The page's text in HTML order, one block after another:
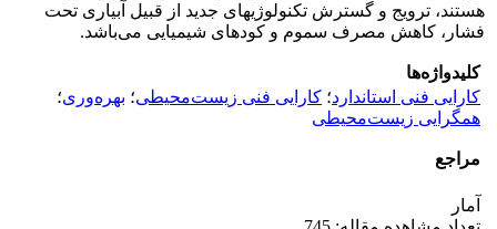
هستند، ترویج و گسترش تکنولوژی‎های جدید از قبیل آبیاری تحت‌
فشار، کاهش مصرف سموم و کودهای شیمیایی می‌باشد.
کلیدواژه‌ها
کارایی فنی استاندارد؛ کارایی فنی زیست‌محیطی؛ بهره‌وری؛
همگرایی زیست‌محیطی‌
مراجع
آمار